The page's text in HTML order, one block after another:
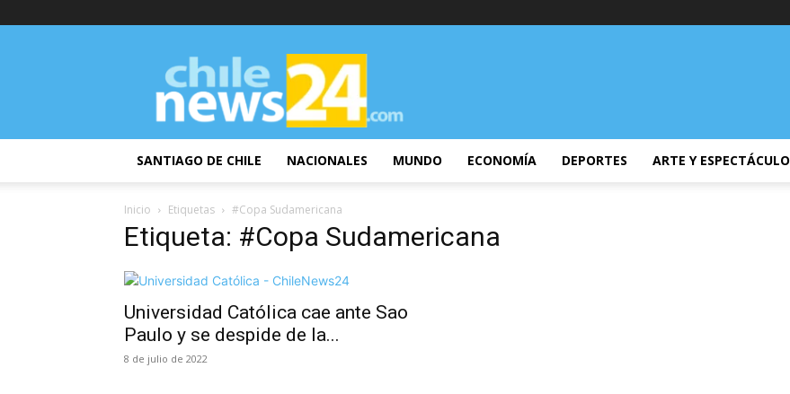
ChileNews24
SANTIAGO DE CHILE NACIONALES MUNDO ECONOMÍA DEPORTES ARTE Y ESPECTÁCULO
Inicio Etiquetas #Copa Sudamericana
Etiqueta: #Copa Sudamericana
Universidad Católica cae ante Sao
Paulo y se despide de la...
8 de julio de 2022